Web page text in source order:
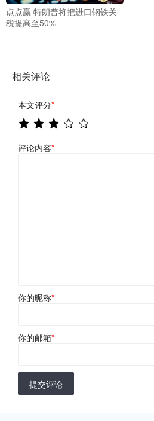
点点赢 特朗普将把进口钢铁关
税提高至50%
相关评论
本文评分*
评论内容*
你的昵称*
你的邮箱*
提交评论